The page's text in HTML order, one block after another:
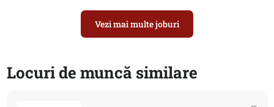
Vezi mai multe joburi
Locuri de muncă similare